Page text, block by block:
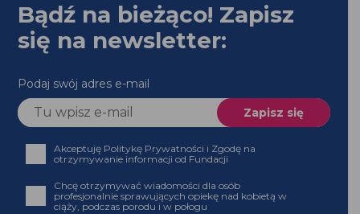
Bądź na bieżąco! Zapisz
się na newsletter:
Podaj swój adres e-mail
Akceptuję Politykę Prywatności i Zgodę na
otrzymywanie informacji od Fundacji
Chcę otrzymywać wiadomości dla osób
profesjonalnie sprawujących opiekę nad kobietą w
ciąży, podczas porodu i w połogu